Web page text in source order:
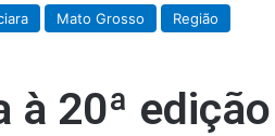
Mato Grosso
Região
à 20ª edição